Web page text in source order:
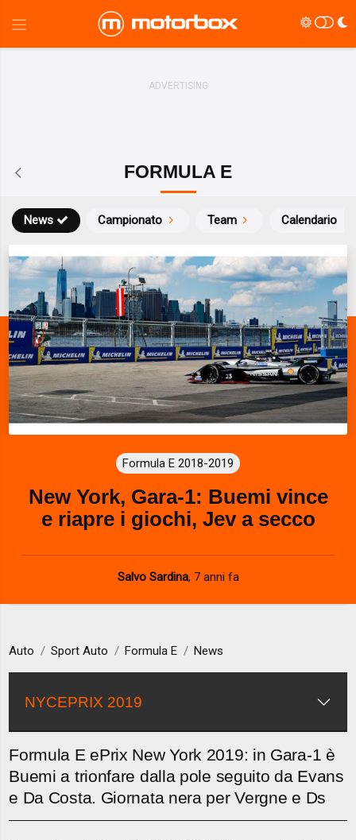
FORMULA E
News Campionato Team Calendario
Formula E 2018-2019
New York, Gara-1: Buemi vince
e riapre i giochi, Jev a secco
Salvo Sardina, 7 anni fa
Auto Sport Auto Formula E News
NYCEPRIX 2019
Formula E ePrix New York 2019: in Gara-1 è
Buemi a trionfare dalla pole seguito da Evans
e Da Costa. Giornata nera per Vergne e Ds